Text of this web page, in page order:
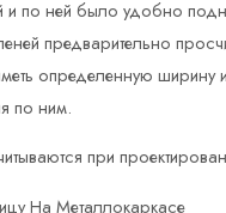
и по ней было удобно
предварительно
определенную ширину
по ним.
при